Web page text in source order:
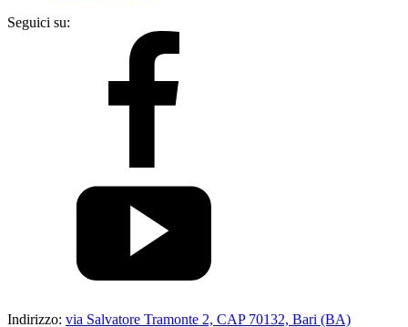
Seguici su:
Indirizzo: via Salvatore Tramonte 2, CAP 70132, Bari (BA)